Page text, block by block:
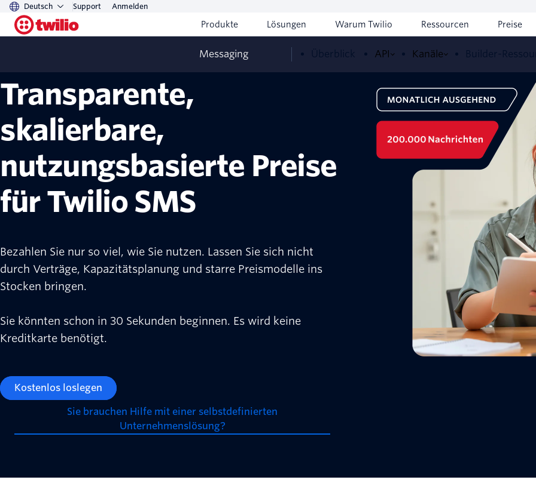
Deutsch Support Anmelden
Produkte Lösungen Warum Twilio Ressourcen Preise
Messaging Überblick API Kanäle Builder-
Transparente,
skalierbare,
nutzungsbasierte Preise
für Twilio SMS
Bezahlen Sie nur so viel, wie Sie nutzen. Lassen Sie sich nicht
durch Verträge, Kapazitätsplanung und starre Preismodelle ins
Stocken bringen.
Sie könnten schon in 30 Sekunden beginnen. Es wird keine
Kreditkarte benötigt.
Kostenlos loslegen
Sie brauchen Hilfe mit einer selbstdefinierten
Unternehmenslösung?